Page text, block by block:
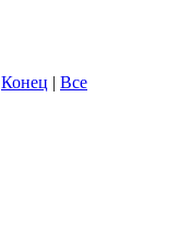
Конец | Все